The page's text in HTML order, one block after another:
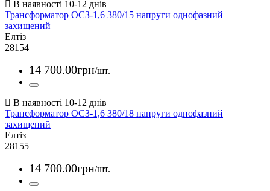
Трансформатор ОСЗ-1,6 380/15 напруги однофазний
захищений
Елтіз
28154
14 700.00грн/шт.
Трансформатор ОСЗ-1,6 380/18 напруги однофазний
захищений
Елтіз
28155
14 700.00грн/шт.